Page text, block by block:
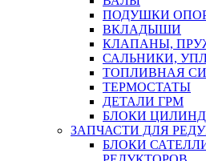
ПОДУШКИ
ВКЛАДЫШИ
КЛАПАНЫ,
САЛЬНИКИ,
ТОПЛИВНАЯ
ТЕРМОСТАТЫ
ДЕТАЛИ ГРМ
БЛОКИ
ЗАПЧАСТИ ДЛЯ
БЛОКИ